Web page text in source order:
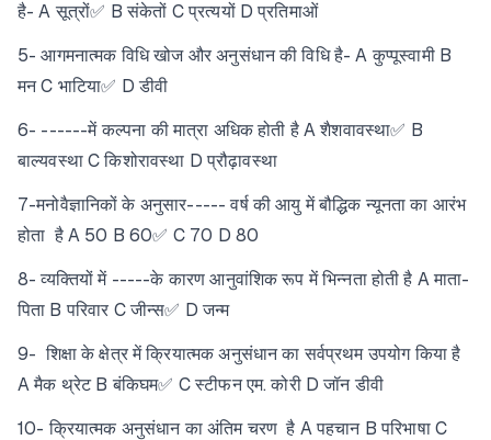
है- A सूत्रों✅ B संकेतों C प्रत्ययों D प्रतिमाओं
5- आगमनात्मक विधि खोज और अनुसंधान की विधि है- A कुप्पूस्वामी B
मन C भाटिया✅ D डीवी
6- ------में कल्पना की मात्रा अधिक होती है A शैशवावस्था✅ B
बाल्यवस्था C किशोरावस्था D प्रौढ़ावस्था
7-मनोवैज्ञानिकों के अनुसार----- वर्ष की आयु में बौद्धिक न्यूनता का आरंभ
होता है A 50 B 60✅ C 70 D 80
8- व्यक्तियों में -----के कारण आनुवांशिक रूप में भिन्नता होती है A माता-
पिता B परिवार C जीन्स✅ D जन्म
9- शिक्षा के क्षेत्र में क्रियात्मक अनुसंधान का सर्वप्रथम उपयोग किया है
A मैक थ्रेट B बंकिघम✅ C स्टीफन एम. कोरी D जॉन डीवी
10- क्रियात्मक अनुसंधान का अंतिम चरण है A पहचान B परिभाषा C